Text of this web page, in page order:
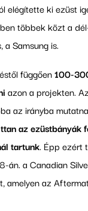
elégítette ki ezüst
többek közt a
a Samsung is.
függően100-
azon a projekten.
az irányba
az ezüstbányák
tartunk. Épp ezért
án. a Canadian
amelyen az